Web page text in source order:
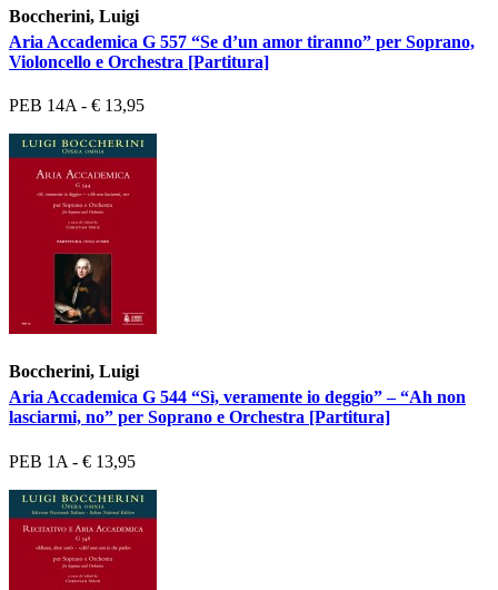
Boccherini, Luigi
Aria Accademica G 557 “Se d’un amor tiranno” per Soprano,
Violoncello e Orchestra [Partitura]
PEB 14A - € 13,95
Boccherini, Luigi
Aria Accademica G 544 “Sì, veramente io deggio” – “Ah non
lasciarmi, no” per Soprano e Orchestra [Partitura]
PEB 1A - € 13,95